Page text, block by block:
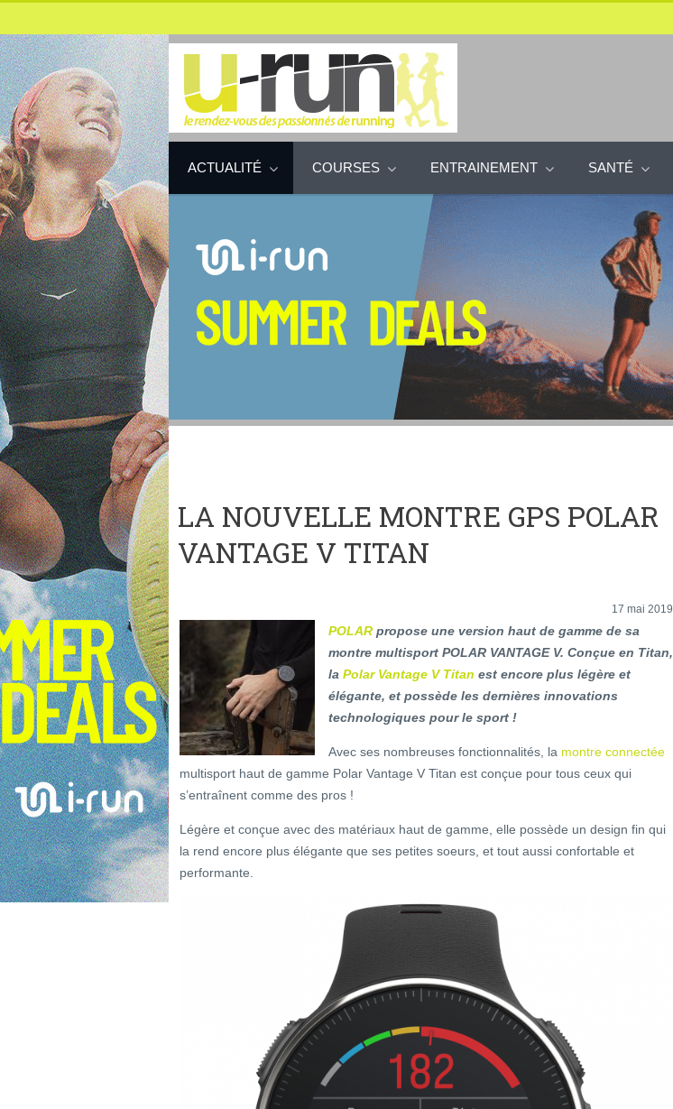
ACTUALITÉ COURSES ENTRAINEMENT SANTÉ
LA NOUVELLE MONTRE GPS POLAR
VANTAGE V TITAN
17 mai 2019
POLAR propose une version haut de gamme de sa
montre multisport POLAR VANTAGE V. Conçue en Titan,
la Polar Vantage V Titan est encore plus légère et
élégante, et possède les dernières innovations
technologiques pour le sport !
Avec ses nombreuses fonctionnalités, la montre connectée
multisport haut de gamme Polar Vantage V Titan est conçue pour tous ceux qui
s’entraînent comme des pros !
Légère et conçue avec des matériaux haut de gamme, elle possède un design fin qui
la rend encore plus élégante que ses petites soeurs, et tout aussi confortable et
performante.